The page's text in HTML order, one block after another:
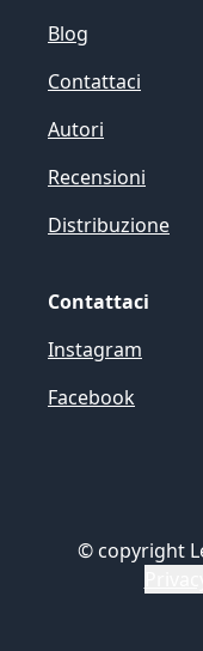
Blog
Contattaci
Autori
Recensioni
Distribuzione
Contattaci
Instagram
Facebook
© copyright